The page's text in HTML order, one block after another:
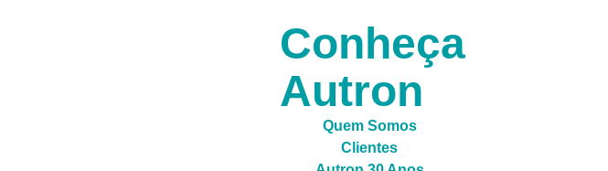
Conheça
Autron
Quem Somos
Clientes